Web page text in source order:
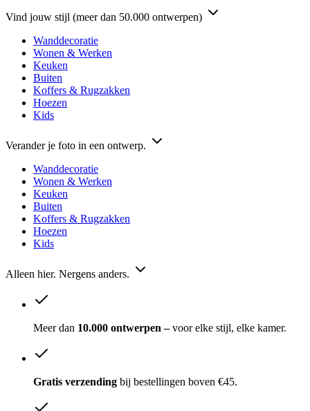
Vind jouw stijl (meer dan 50.000 ontwerpen)
Wanddecoratie
Wonen & Werken
Keuken
Buiten
Koffers & Rugzakken
Hoezen
Kids
Verander je foto in een ontwerp.
Wanddecoratie
Wonen & Werken
Keuken
Buiten
Koffers & Rugzakken
Hoezen
Kids
Alleen hier. Nergens anders.
Meer dan 10.000 ontwerpen –voor elke stijl, elke kamer.
Gratis verzending bij bestellingen boven €45.